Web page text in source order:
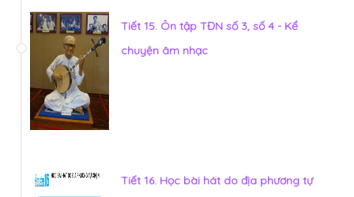
Tiết 15. Ôn tập TĐN số 3, số 4 - Kể
chuyện âm nhạc
Tiết 16. Học bài hát do địa phương tự